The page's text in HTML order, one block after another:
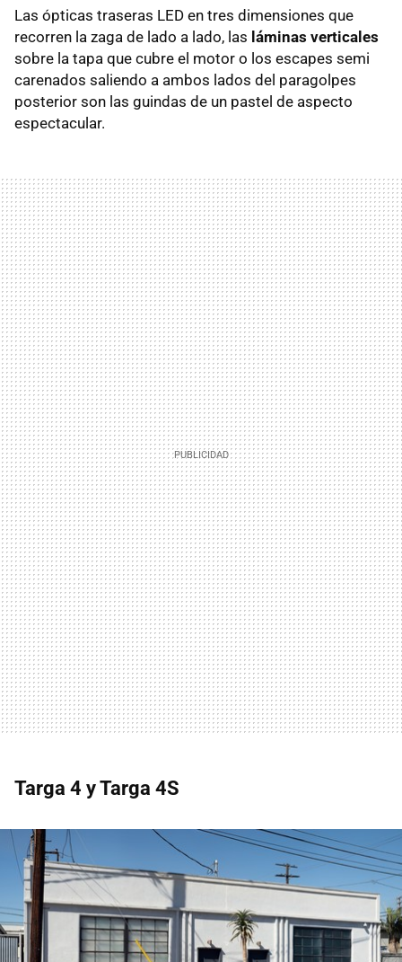
Las ópticas traseras LED en tres dimensiones que
recorren la zaga de lado a lado, las láminas verticales
sobre la tapa que cubre el motor o los escapes semi
carenados saliendo a ambos lados del paragolpes
posterior son las guindas de un pastel de aspecto
espectacular.
Targa 4 y Targa 4S